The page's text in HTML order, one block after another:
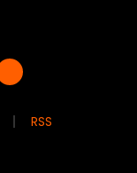
RSS